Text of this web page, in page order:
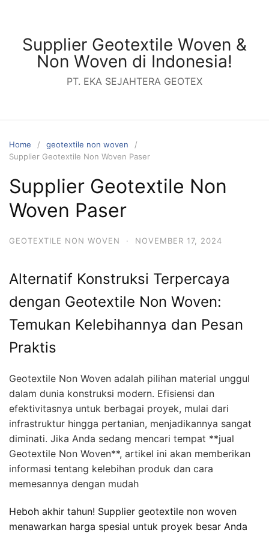
contentSupplier Geotextile Woven &
Non Woven di Indonesia!
PT. EKA SEJAHTERA GEOTEX
Home
geotextile non woven
Supplier Geotextile Non Woven Paser
Supplier Geotextile Non
Woven Paser
GEOTEXTILE NON WOVEN · NOVEMBER 17, 2024
Alternatif Konstruksi Terpercaya
dengan Geotextile Non Woven:
Temukan Kelebihannya dan Pesan
Praktis
Geotextile Non Woven adalah pilihan material unggul
dalam dunia konstruksi modern. Efisiensi dan
efektivitasnya untuk berbagai proyek, mulai dari
infrastruktur hingga pertanian, menjadikannya sangat
diminati. Jika Anda sedang mencari tempat **jual
Geotextile Non Woven**, artikel ini akan memberikan
informasi tentang kelebihan produk dan cara
memesannya dengan mudah
Heboh akhir tahun! Supplier geotextile non woven
menawarkan harga spesial untuk proyek besar Anda